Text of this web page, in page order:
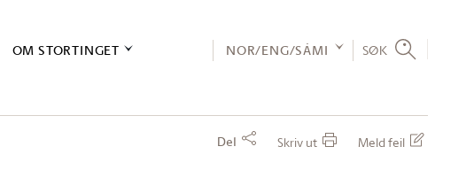
OM STORTINGET NOR/ENG/SÁMI SØK
Del Skriv ut Meld feil